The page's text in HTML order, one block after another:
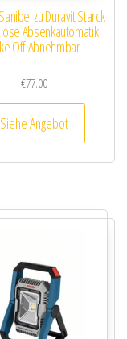
zu Duravit Starck
Absenkautomatik
Off Abnehmbar
€77.00
Siehe Angebot